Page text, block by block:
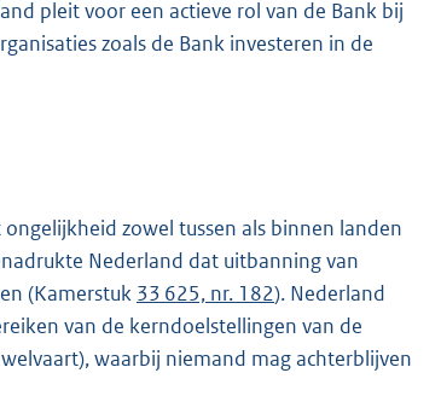
pleit voor een actieve rol van de Bank bij
zoals de Bank investeren in de
zowel tussen als binnen landen
Nederland dat uitbanning van
(Kamerstuk 33 625, nr. 182). Nederland
van de kerndoelstellingen van de
waarbij niemand mag achterblijven